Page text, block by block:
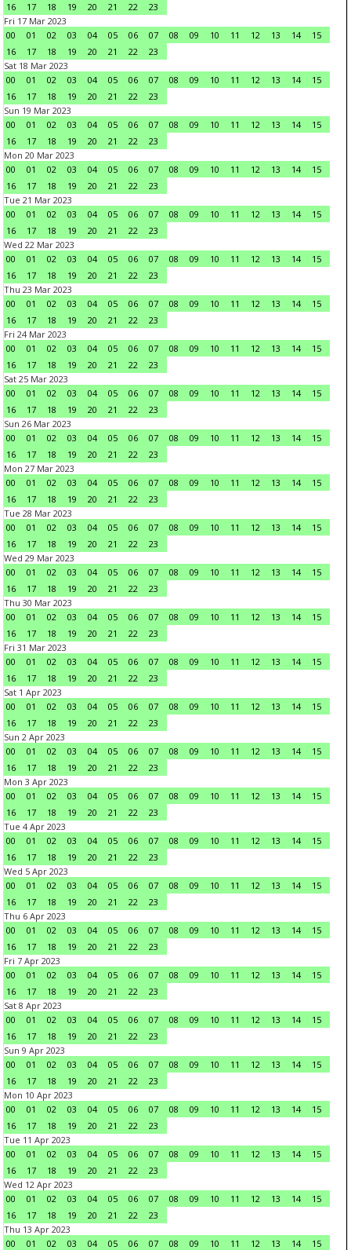
16 17 18 19 20 21 22
23
Fri 17 Mar 2023
00
01 02 03 04 05 06 07 08 09 10 11 12 13 14
15
16
17 18 19 20 21 22
23
Sat 18 Mar 2023
00
01 02 03 04 05 06 07 08 09 10 11 12 13 14
15
16
17 18 19 20 21 22
23
Sun 19 Mar 2023
00
01 02 03 04 05 06 07 08 09 10 11 12 13 14
15
16
17 18 19 20 21 22
23
Mon 20 Mar 2023
00
01 02 03 04 05 06 07 08 09 10 11 12 13 14
15
16
17 18 19 20 21 22
23
Tue 21 Mar 2023
00
01 02 03 04 05 06 07 08 09 10 11 12 13 14
15
16
17 18 19 20 21 22
23
Wed 22 Mar 2023
00
01 02 03 04 05 06 07 08 09 10 11 12 13 14
15
16
17 18 19 20 21 22
23
Thu 23 Mar 2023
00
01 02 03 04 05 06 07 08 09 10 11 12 13 14
15
16
17 18 19 20 21 22
23
Fri 24 Mar 2023
00
01 02 03 04 05 06 07 08 09 10 11 12 13 14
15
16
17 18 19 20 21 22
23
Sat 25 Mar 2023
00
01 02 03 04 05 06 07 08 09 10 11 12 13 14
15
16
17 18 19 20 21 22
23
Sun 26 Mar 2023
00
01 02 03 04 05 06 07 08 09 10 11 12 13 14
15
16
17 18 19 20 21 22
23
Mon 27 Mar 2023
00
01 02 03 04 05 06 07 08 09 10 11 12 13 14
15
16
17 18 19 20 21 22
23
Tue 28 Mar 2023
00
01 02 03 04 05 06 07 08 09 10 11 12 13 14
15
16
17 18 19 20 21 22
23
Wed 29 Mar 2023
00
01 02 03 04 05 06 07 08 09 10 11 12 13 14
15
16
17 18 19 20 21 22
23
Thu 30 Mar 2023
00
01 02 03 04 05 06 07 08 09 10 11 12 13 14
15
16
17 18 19 20 21 22
23
Fri 31 Mar 2023
00
01 02 03 04 05 06 07 08 09 10 11 12 13 14
15
16
17 18 19 20 21 22
23
Sat 1 Apr 2023
00
01 02 03 04 05 06 07 08 09 10 11 12 13 14
15
16
17 18 19 20 21 22
23
Sun 2 Apr 2023
00
01 02 03 04 05 06 07 08 09 10 11 12 13 14
15
16
17 18 19 20 21 22
23
Mon 3 Apr 2023
00
01 02 03 04 05 06 07 08 09 10 11 12 13 14
15
16
17 18 19 20 21 22
23
Tue 4 Apr 2023
00
01 02 03 04 05 06 07 08 09 10 11 12 13 14
15
16
17 18 19 20 21 22
23
Wed 5 Apr 2023
00
01 02 03 04 05 06 07 08 09 10 11 12 13 14
15
16
17 18 19 20 21 22
23
Thu 6 Apr 2023
00
01 02 03 04 05 06 07 08 09 10 11 12 13 14
15
16
17 18 19 20 21 22
23
Fri 7 Apr 2023
00
01 02 03 04 05 06 07 08 09 10 11 12 13 14
15
16
17 18 19 20 21 22
23
Sat 8 Apr 2023
00
01 02 03 04 05 06 07 08 09 10 11 12 13 14
15
16
17 18 19 20 21 22
23
Sun 9 Apr 2023
00
01 02 03 04 05 06 07 08 09 10 11 12 13 14
15
16
17 18 19 20 21 22
23
Mon 10 Apr 2023
00
01 02 03 04 05 06 07 08 09 10 11 12 13 14
15
16
17 18 19 20 21 22
23
Tue 11 Apr 2023
00
01 02 03 04 05 06 07 08 09 10 11 12 13 14
15
16
17 18 19 20 21 22
23
Wed 12 Apr 2023
00
01 02 03 04 05 06 07 08 09 10 11 12 13 14
15
16
17 18 19 20 21 22
23
Thu 13 Apr 2023
00
01 02 03 04 05 06 07 08 09 10 11 12 13 14
15